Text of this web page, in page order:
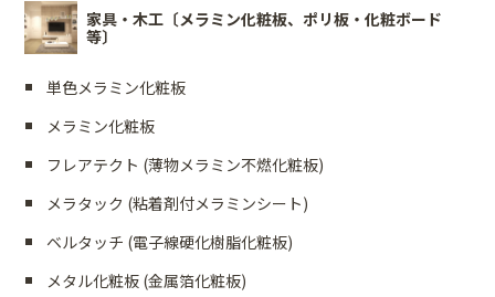
家具・木工〔メラミン化粧板、ポリ板・化粧ボード
等〕
単色メラミン化粧板
メラミン化粧板
フレアテクト (薄物メラミン不燃化粧板)
メラタック (粘着剤付メラミンシート)
ベルタッチ (電子線硬化樹脂化粧板)
メタル化粧板 (金属箔化粧板)